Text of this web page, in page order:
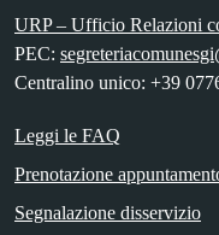
URP – Ufficio Relazioni
PEC:
Centralino unico: +39
Leggi le FAQ
Prenotazione
Segnalazione disservizio